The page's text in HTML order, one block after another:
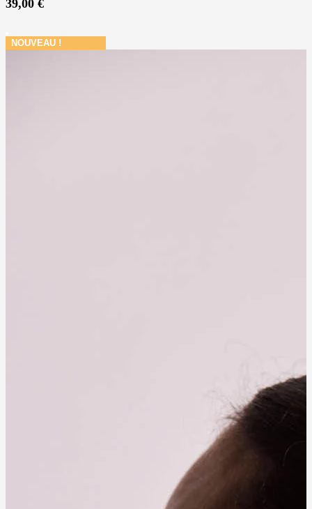
39,00 €
NOUVEAU !